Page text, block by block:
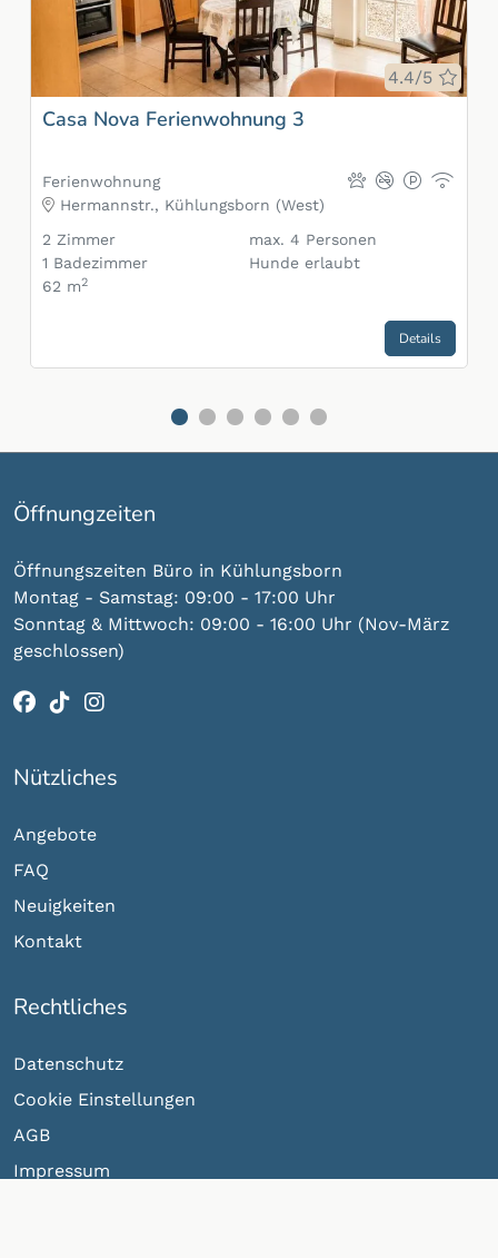
4.4/5
Casa Nova Ferienwohnung 3
Ferienwohnung
Hermannstr., Kühlungsborn (West)
2 Zimmer
1 Badezimmer
62 m2
max. 4 Personen
Hunde erlaubt
Details
Gehe zu Slide 1
Gehe zu Slide 2
Gehe zu Slide 3
Gehe zu Slide 4
Gehe zu Slide 5
Gehe zu Slide 6
Öffnungzeiten
Öffnungszeiten Büro in Kühlungsborn
Montag - Samstag: 09:00 - 17:00 Uhr
Sonntag & Mittwoch: 09:00 - 16:00 Uhr (Nov-März
geschlossen)
Facebook
(öffnet im neuen Tab)
TikTok
(öffnet im neuen Tab)
Instagram
(öffnet im neuen Tab)
Nützliches
Angebote
FAQ
Neuigkeiten
Kontakt
Rechtliches
Datenschutz
Cookie Einstellungen
AGB
Impressum